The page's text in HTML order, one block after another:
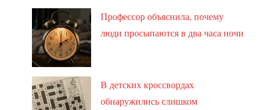
Профессор объяснила, почему
люди просыпаются в два часа ночи
В детских кроссвордах
обнаружились слишком